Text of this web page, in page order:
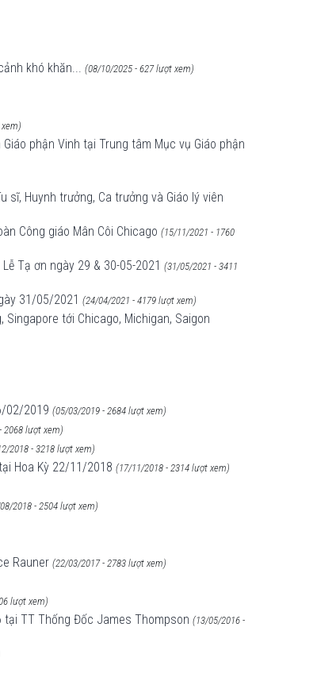
khó khăn... (08/10/2025 - 627 lượt xem)
phận Vinh tại Trung tâm Mục vụ Giáo phận
sĩ, Huynh trưởng, Ca trưởng và Giáo lý viên
Công giáo Mân Côi Chicago (15/11/2021 - 1760
Tạ ơn ngày 29 & 30-05-2021 (31/05/2021 - 3411
31/05/2021 (24/04/2021 - 4179 lượt xem)
Singapore tới Chicago, Michigan, Saigon
02/2019 (05/03/2019 - 2684 lượt xem)
2068 lượt xem)
2018 - 3218 lượt xem)
Hoa Kỳ 22/11/2018 (17/11/2018 - 2314 lượt xem)
2018 - 2504 lượt xem)
Rauner (22/03/2017 - 2783 lượt xem)
lượt xem)
tại TT Thống Đốc James Thompson (13/05/2016 -